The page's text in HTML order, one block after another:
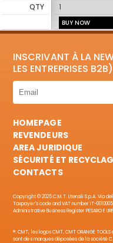
QTY
1
BUY NOW
INSCRIVANT À LA
LES ENTREPRISES B2B)
HOMEPAGE
REVENDEURS
AREA JURIDIQUE
SÉCURITÉ ET
CONTACTS
Copyright © 2025 C.M.T. Utensili S.p.A. Via
Taxpayer's code and VAT number IT-
Administrative Business Register PESARO E
®: CMT, les logos CMT, CMT ORANGE
sont des marques déposées de la société